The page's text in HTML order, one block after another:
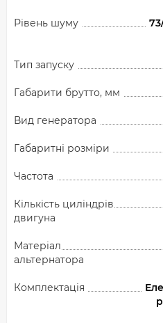
Рівень шуму
Тип запуску
Габарити брутто, мм
Вид генератора
Габаритні розміри
Частота
Кількість циліндрів
двигуна
Матеріал
альтернатора
Комплектація